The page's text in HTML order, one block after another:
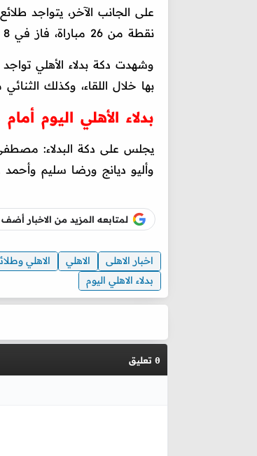
نقطة من 26 مباراة، فاز في 8 مواجهات وتعادل في 10 لقاءات، وتلقى 8 هزائم.
وشهدت دكة بدلاء الأهلي
بها خلال اللقاء، وكذلك
بدلاء الأهلي اليوم
يجلس على دكة البدلاء:
‏وأليو ديانج ورضا سليم وأحمد
لمتابعه المزيد من الاخبار
اخبار الاهلى الاهلي الاهلي
بدلاء الاهلي اليوم
0 تعليق